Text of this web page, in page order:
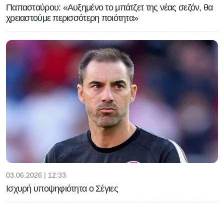
Παπασταύρου: «Αυξημένο το μπάτζετ της νέας σεζόν, θα
χρειαστούμε περισσότερη ποιότητα»
03.06.2026 | 12:33
Ισχυρή υποψηφιότητα ο Σέγιες